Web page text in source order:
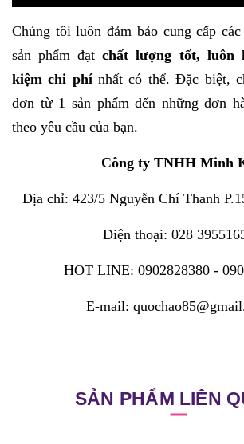
Chúng tôi luôn đảm bảo cung cấp
sản phẩm đạtchất lượng tốt, luôn
kiệm chi phínhất có thể. Đặc biệt,
đơn từ 1 sản phẩm đến những đơn
theo yêu cầu của bạn.
Công ty TNHH Minh
Địa chỉ: 423/5 Nguyễn Chí Thanh
Điện thoại: 028
HOT LINE: 0902828380 -
E-mail:
SẢN PHẨM LIÊN